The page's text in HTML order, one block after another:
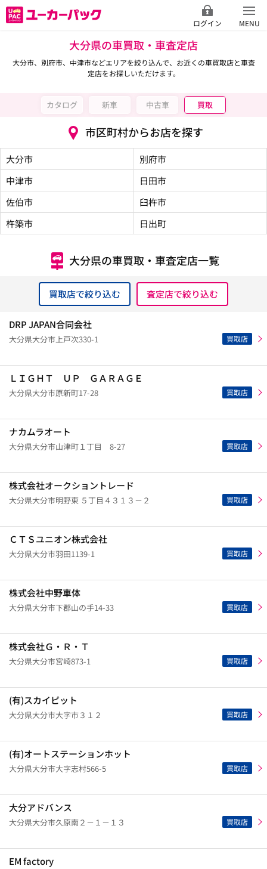
ログイン MENU
大分県の車買取・車査定店
大分市、別府市、中津市などエリアを絞り込んで、お近くの車買取店と車査
定店をお探しいただけます。
カタログ 新車 中古車 買取
市区町村からお店を探す
大分市
別府市
中津市
日田市
佐伯市
臼杵市
杵築市
日出町
大分県の車買取・車査定店一覧
買取店で絞り込む 査定店で絞り込む
買取店
DRP JAPAN合同会社
大分県大分市上戸次330-1
買取店
ＬＩＧＨＴ ＵＰ ＧＡＲＡＧＥ
大分県大分市原新町17-28
買取店
ナカムラオート
大分県大分市山津町１丁目 8-27
買取店
株式会社オークショントレード
大分県大分市明野東 ５丁目４３１３－２
買取店
ＣＴＳユニオン株式会社
大分県大分市羽田1139-1
買取店
株式会社中野車体
大分県大分市下郡山の手14-33
買取店
株式会社Ｇ・Ｒ・Ｔ
大分県大分市宮崎873-1
買取店
(有)スカイピット
大分県大分市大字市３１２
買取店
(有)オートステーションホット
大分県大分市大字志村566-5
買取店
大分アドバンス
大分県大分市久原南２－１－１３
EM factory